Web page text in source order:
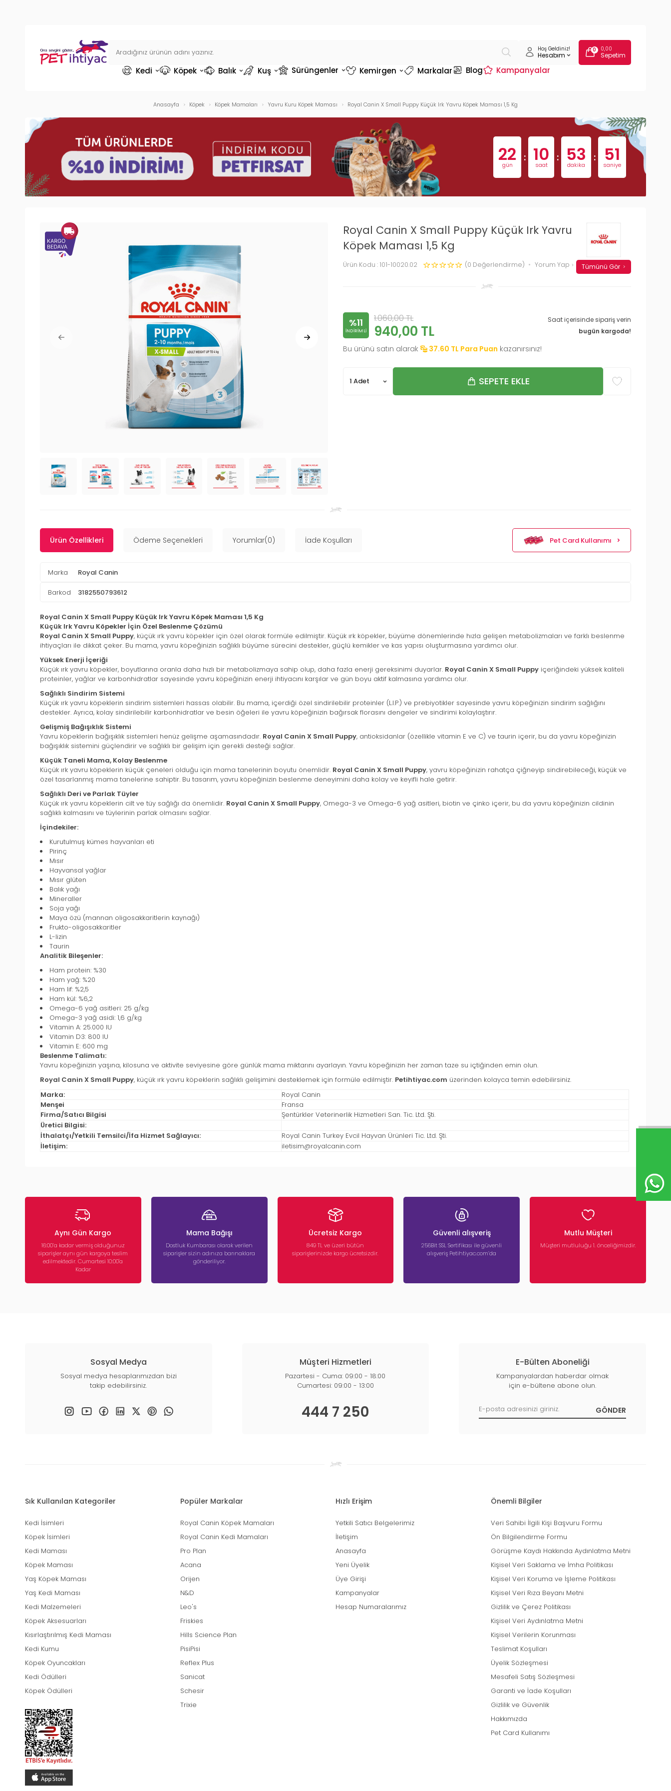
Hoş Geldiniz!
Hesabım
0 0,00
Sepetim
Kedi Köpek Balık Kuş Sürüngenler Kemirgen Markalar Blog Kampanyalar
Anasayfa Köpek Köpek Mamaları Yavru Kuru Köpek Maması Royal Canin X Small Puppy Küçük Irk Yavru Köpek Maması 1,5 Kg
22
gün 10
saat 53
dakika 50
saniye
Royal Canin X Small Puppy Küçük Irk Yavru
Köpek Maması 1,5 Kg
Ürün Kodu : 101-10020.02 (0 Değerlendirme) Yorum Yap Tümünü Gör
%11
INDIRIMLI
1.060,00TL
940,00 TL
Saat içerisinde sipariş verin
bugün kargoda!
Bu ürünü satın alarak 37.60 TL Para Puan kazanırsınız!
SEPETE EKLE
Ürün Özellikleri Ödeme Seçenekleri Yorumlar(0) İade Koşulları Pet Card Kullanımı
Marka Royal Canin
Barkod 3182550793612
Royal Canin X Small Puppy Küçük Irk Yavru Köpek Maması 1,5 Kg
Küçük Irk Yavru Köpekler İçin Özel Beslenme Çözümü
Royal Canin X Small Puppy, küçük ırk yavru köpekler için özel olarak formüle edilmiştir. Küçük ırk köpekler, büyüme dönemlerinde hızla gelişen metabolizmaları ve farklı beslenme
ihtiyaçları ile dikkat çeker. Bu mama, yavru köpeğinizin sağlıklı büyüme sürecini destekler, güçlü kemikler ve kas yapısı oluşturmasına yardımcı olur.
Yüksek Enerji İçeriği
Küçük ırk yavru köpekler, boyutlarına oranla daha hızlı bir metabolizmaya sahip olup, daha fazla enerji gereksinimi duyarlar. Royal Canin X Small Puppy içeriğindeki yüksek kaliteli
proteinler, yağlar ve karbonhidratlar sayesinde yavru köpeğinizin enerji ihtiyacını karşılar ve gün boyu aktif kalmasına yardımcı olur.
Sağlıklı Sindirim Sistemi
Küçük ırk yavru köpeklerin sindirim sistemleri hassas olabilir. Bu mama, içerdiği özel sindirilebilir proteinler (L.I.P.) ve prebiyotikler sayesinde yavru köpeğinizin sindirim sağlığını
destekler. Ayrıca, kolay sindirilebilir karbonhidratlar ve besin öğeleri ile yavru köpeğinizin bağırsak florasını dengeler ve sindirimi kolaylaştırır.
Gelişmiş Bağışıklık Sistemi
Yavru köpeklerin bağışıklık sistemleri henüz gelişme aşamasındadır. Royal Canin X Small Puppy, antioksidanlar (özellikle vitamin E ve C) ve taurin içerir, bu da yavru köpeğinizin
bağışıklık sistemini güçlendirir ve sağlıklı bir gelişim için gerekli desteği sağlar.
Küçük Taneli Mama, Kolay Beslenme
Küçük ırk yavru köpeklerin küçük çeneleri olduğu için mama tanelerinin boyutu önemlidir. Royal Canin X Small Puppy, yavru köpeğinizin rahatça çiğneyip sindirebileceği, küçük ve
özel tasarlanmış mama tanelerine sahiptir. Bu tasarım, yavru köpeğinizin beslenme deneyimini daha kolay ve keyifli hale getirir.
Sağlıklı Deri ve Parlak Tüyler
Küçük ırk yavru köpeklerin cilt ve tüy sağlığı da önemlidir. Royal Canin X Small Puppy, Omega-3 ve Omega-6 yağ asitleri, biotin ve çinko içerir, bu da yavru köpeğinizin cildinin
sağlıklı kalmasını ve tüylerinin parlak olmasını sağlar.
İçindekiler:
Kurutulmuş kümes hayvanları eti
Pirinç
Mısır
Hayvansal yağlar
Mısır glüten
Balık yağı
Mineraller
Soja yağı
Maya özü (mannan oligosakkaritlerin kaynağı)
Frukto-oligosakkaritler
L-lizin
Taurin
Analitik Bileşenler:
Ham protein: %30
Ham yağ: %20
Ham lif: %2,5
Ham kül: %6,2
Omega-6 yağ asitleri: 25 g/kg
Omega-3 yağ asidi: 1,6 g/kg
Vitamin A: 25.000 IU
Vitamin D3: 800 IU
Vitamin E: 600 mg
Beslenme Talimatı:
Yavru köpeğinizin yaşına, kilosuna ve aktivite seviyesine göre günlük mama miktarını ayarlayın. Yavru köpeğinizin her zaman taze su içtiğinden emin olun.
Royal Canin X Small Puppy, küçük ırk yavru köpeklerin sağlıklı gelişimini desteklemek için formüle edilmiştir. Petihtiyac.com üzerinden kolayca temin edebilirsiniz.
Marka:
Royal Canin
Menşei
Fransa
Firma/Satıcı Bilgisi
Şentürkler Veterinerlik Hizmetleri San. Tic. Ltd. Şti.
Üretici Bilgisi:
İthalatçı/Yetkili Temsilci/İfa Hizmet Sağlayıcı:
Royal Canin Turkey Evcil Hayvan Ürünleri Tic. Ltd. Şti.
İletişim:
iletisim@royalcanin.com
Aynı Gün Kargo
16:00’a kadar vermiş olduğunuz
siparişler aynı gün kargoya teslim
edilmektedir. Cumartesi 10:00'a
Kadar
Mama Bağışı
Dostluk Kumbarası olarak verilen
siparişler sizin adınıza barınaklara
gönderiliyor.
Ücretsiz Kargo
849 TL ve üzeri bütün
siparişlerinizde kargo ücretsizdir.
Güvenli alışveriş
256Bit SSL Sertifikası ile güvenli
alışveriş Petihtiyac.com’da
Mutlu Müşteri
Müşteri mutluluğu 1. önceliğimizdir.
Sosyal Medya
Sosyal medya hesaplarımızdan bizi
takip edebilirsiniz.
Müşteri Hizmetleri
Pazartesi - Cuma: 09:00 - 18:00
Cumartesi: 09:00 - 13:00
444 7 250
E-Bülten Aboneliği
Kampanyalardan haberdar olmak
için e-bültene abone olun.
Sık Kullanılan Kategoriler
Kedi İsimleri
Köpek İsimleri
Kedi Maması
Köpek Maması
Yaş Köpek Maması
Yaş Kedi Maması
Kedi Malzemeleri
Köpek Aksesuarları
Kısırlaştırılmış Kedi Maması
Kedi Kumu
Köpek Oyuncakları
Kedi Ödülleri
Köpek Ödülleri
Popüler Markalar
Royal Canin Köpek Mamaları
Royal Canin Kedi Mamaları
Pro Plan
Acana
Orijen
N&D
Leo's
Friskies
Hills Science Plan
PisiPisi
Reflex Plus
Sanicat
Schesir
Trixie
Hızlı Erişim
Yetkili Satıcı Belgelerimiz
İletişim
Anasayfa
Yeni Üyelik
Üye Girişi
Kampanyalar
Hesap Numaralarımız
Önemli Bilgiler
Veri Sahibi İlgili Kişi Başvuru Formu
Ön Bilgilendirme Formu
Görüşme Kaydı Hakkında Aydınlatma Metni
Kişisel Veri Saklama ve İmha Politikası
Kişisel Veri Koruma ve İşleme Politikası
Kişisel Veri Rıza Beyanı Metni
Gizlilik ve Çerez Politikası
Kişisel Veri Aydınlatma Metni
Kişisel Verilerin Korunması
Teslimat Koşulları
Üyelik Sözleşmesi
Mesafeli Satış Sözleşmesi
Garanti ve İade Koşulları
Gizlilik ve Güvenlik
Hakkımızda
Pet Card Kullanımı